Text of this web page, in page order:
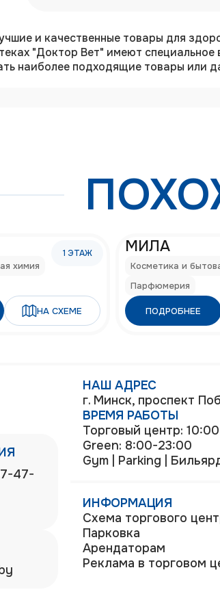
и качественные товары для
"Доктор Вет" имеют
наиболее подходящие товары или
1 ЭТАЖ
химия
НА СХЕМЕ
МИЛА
Косметика и
Парфюмерия
ПОДРОБНЕЕ
47-
НАШ АДРЕС
г. Минск, проспект
ВРЕМЯ РАБОТЫ
Торговый центр:
Green: 8:00-23:00
Gym | Parking |
ИНФОРМАЦИЯ
Схема торгового
Парковка
Арендаторам
Реклама в торговом